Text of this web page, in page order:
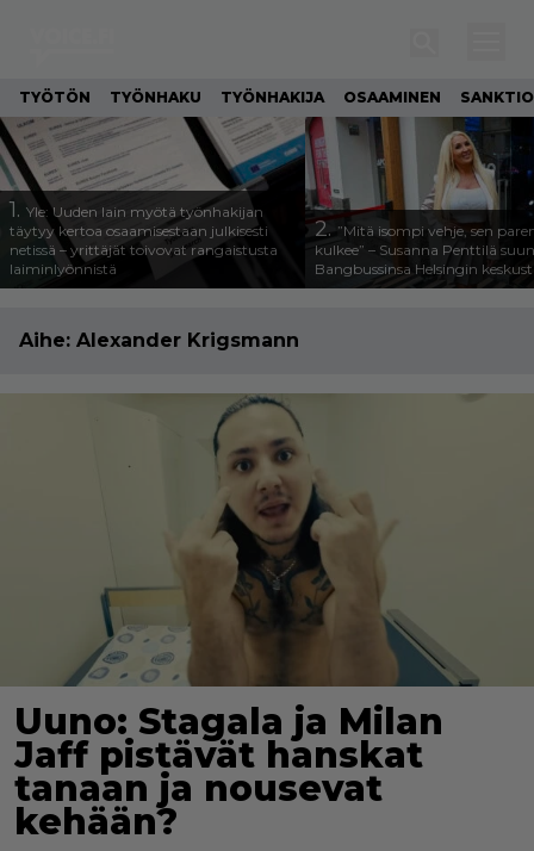
TYÖTÖN TYÖNHAKU TYÖNHAKIJA OSAAMINEN SANKTIO
1. Yle: Uuden lain myötä työnhakijan
täytyy kertoa osaamisestaan julkisesti
netissä – yrittäjät toivovat rangaistusta
laiminlyönnistä
2. ”Mitä isompi vehje, sen
kulkee” – Susanna Penttilä
Bangbussinsa Helsingin
Aihe: Alexander Krigsmann
Uuno: Stagala ja Milan
Jaff pistävät hanskat
tanaan ja nousevat
kehään?